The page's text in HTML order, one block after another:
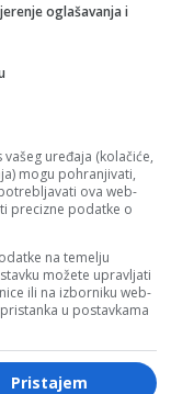
dijelu dana, unose
oglašavanja i
uređaja (kolačiće,
mogu pohranjivati,
ova web-
precizne podatke o
na temelju
možete upravljati
ili na izborniku web-
u postavkama
Pristajem